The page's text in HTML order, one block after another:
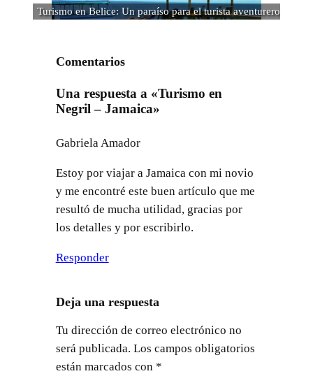
Turismo en Belice: Un paraíso para el turista aventurero
Comentarios
Una respuesta a «Turismo en
Negril – Jamaica»
Gabriela Amador
Estoy por viajar a Jamaica con mi novio
y me encontré este buen artículo que me
resultó de mucha utilidad, gracias por
los detalles y por escribirlo.
Responder
Deja una respuesta
Tu dirección de correo electrónico no
será publicada. Los campos obligatorios
están marcados con *